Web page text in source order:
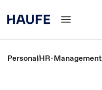
PersonalHR-Management